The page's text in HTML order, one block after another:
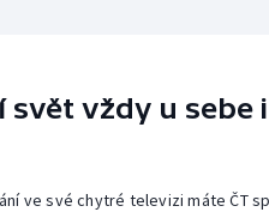
vždy u sebe
ve své chytré televizi máte ČT